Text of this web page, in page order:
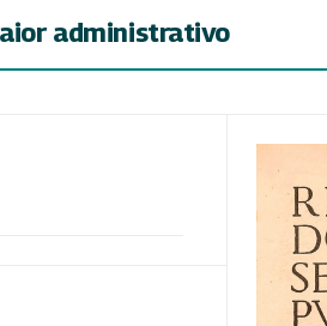
administrativo